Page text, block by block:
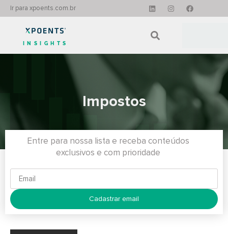
Ir para xpoents.com.br
INSIGHTS
Impostos
Entre para nossa lista e receba conteúdos
exclusivos e com prioridade
Cadastrar email